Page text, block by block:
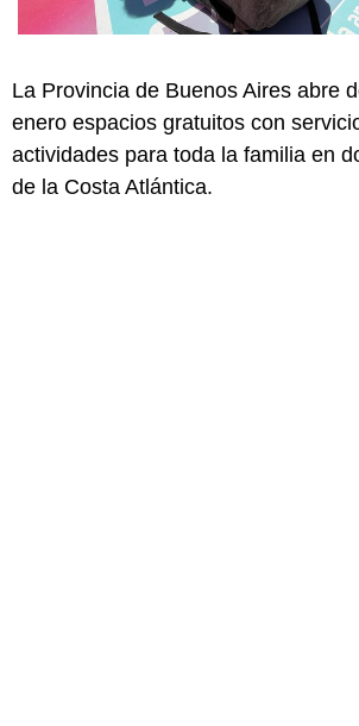
La Provincia de Buenos Aires abre
enero espacios gratuitos con
actividades para toda la familia en
de la Costa Atlántica.